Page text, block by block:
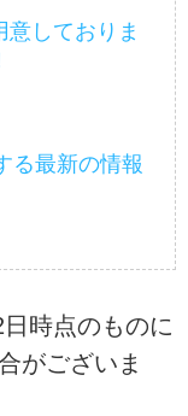
しておりま
る最新の情報
時点のものに
がございま